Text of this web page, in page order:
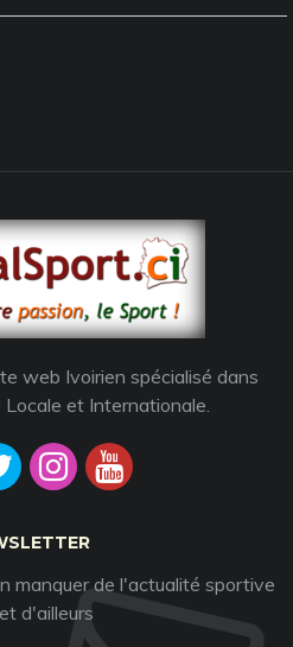
web Ivoirien spécialisé dans
et Internationale.
manquer de l'actualité sportive
d'ailleurs